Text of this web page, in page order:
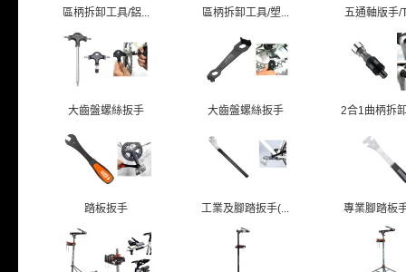
區柄拆卸工具/鋁... 區柄拆卸工具/塑... 五通軸版手/
大齒盤螺絲扳手 大齒盤螺絲扳手 2合1曲柄拆
踏板扳手 工業及腳踏扳手(... 專業腳踏板